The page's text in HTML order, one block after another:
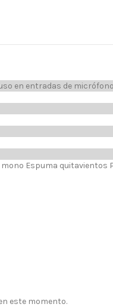
en entradas de
Espuma quitavientos
este momento.